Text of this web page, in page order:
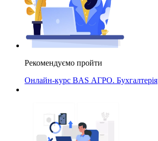
Рекомендуємо пройти
Онлайн-курс BAS АГРО. Бухгалтерія